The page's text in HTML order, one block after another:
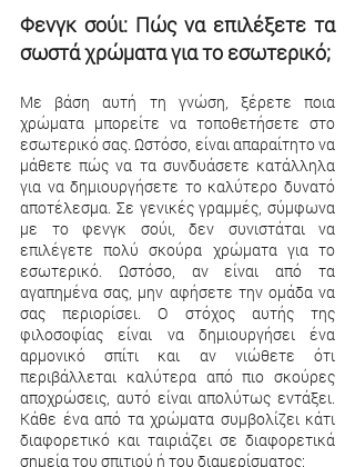
Φενγκ σούι: Πώς να επιλέξετε τα
σωστά χρώματα για το εσωτερικό;
Με βάση αυτή τη γνώση, ξέρετε ποια
χρώματα μπορείτε να τοποθετήσετε στο
εσωτερικό σας. Ωστόσο, είναι απαραίτητο να
μάθετε πώς να τα συνδυάσετε κατάλληλα
για να δημιουργήσετε το καλύτερο δυνατό
αποτέλεσμα. Σε γενικές γραμμές, σύμφωνα
με το φενγκ σούι, δεν συνιστάται να
επιλέγετε πολύ σκούρα χρώματα για το
εσωτερικό. Ωστόσο, αν είναι από τα
αγαπημένα σας, μην αφήσετε την ομάδα να
σας περιορίσει. Ο στόχος αυτής της
φιλοσοφίας είναι να δημιουργήσει ένα
αρμονικό σπίτι και αν νιώθετε ότι
περιβάλλεται καλύτερα από πιο σκούρες
αποχρώσεις, αυτό είναι απολύτως εντάξει.
Κάθε ένα από τα χρώματα συμβολίζει κάτι
διαφορετικό και ταιριάζει σε διαφορετικά
σημεία του σπιτιού ή του διαμερίσματος: